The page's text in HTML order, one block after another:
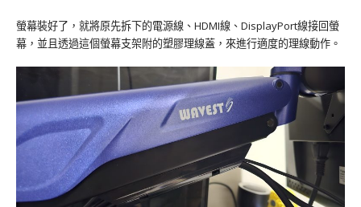
螢幕裝好了，就將原先拆下的電源線、HDMI線、DisplayPort線接回螢
幕，並且透過這個螢幕支架附的塑膠理線蓋，來進行適度的理線動作。